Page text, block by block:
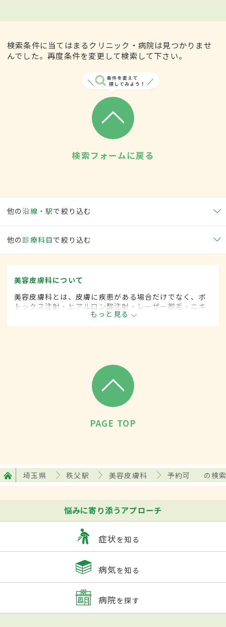
検索条件に当てはまるクリニック・病院は見つかりませ
んでした。再度条件を変更して検索して下さい。
検索フォームに戻る
他の沿線・駅で絞り込む
他の 診療科目で絞り込む
美容皮膚科について
美容皮膚科とは、皮膚に疾患がある場合だけでなく、ボ
トックス注射・ヒアルロン酸注射・レーザー脱毛・ニキ
ビ治療など美容を目的として行われる皮膚科の診療分野
です。
もっと見る
PAGE TOP
埼玉県 秩父駅 美容皮膚科 予約可 の検
悩みに寄り添うアプローチ
症状を知る
病気を知る
病院を探す